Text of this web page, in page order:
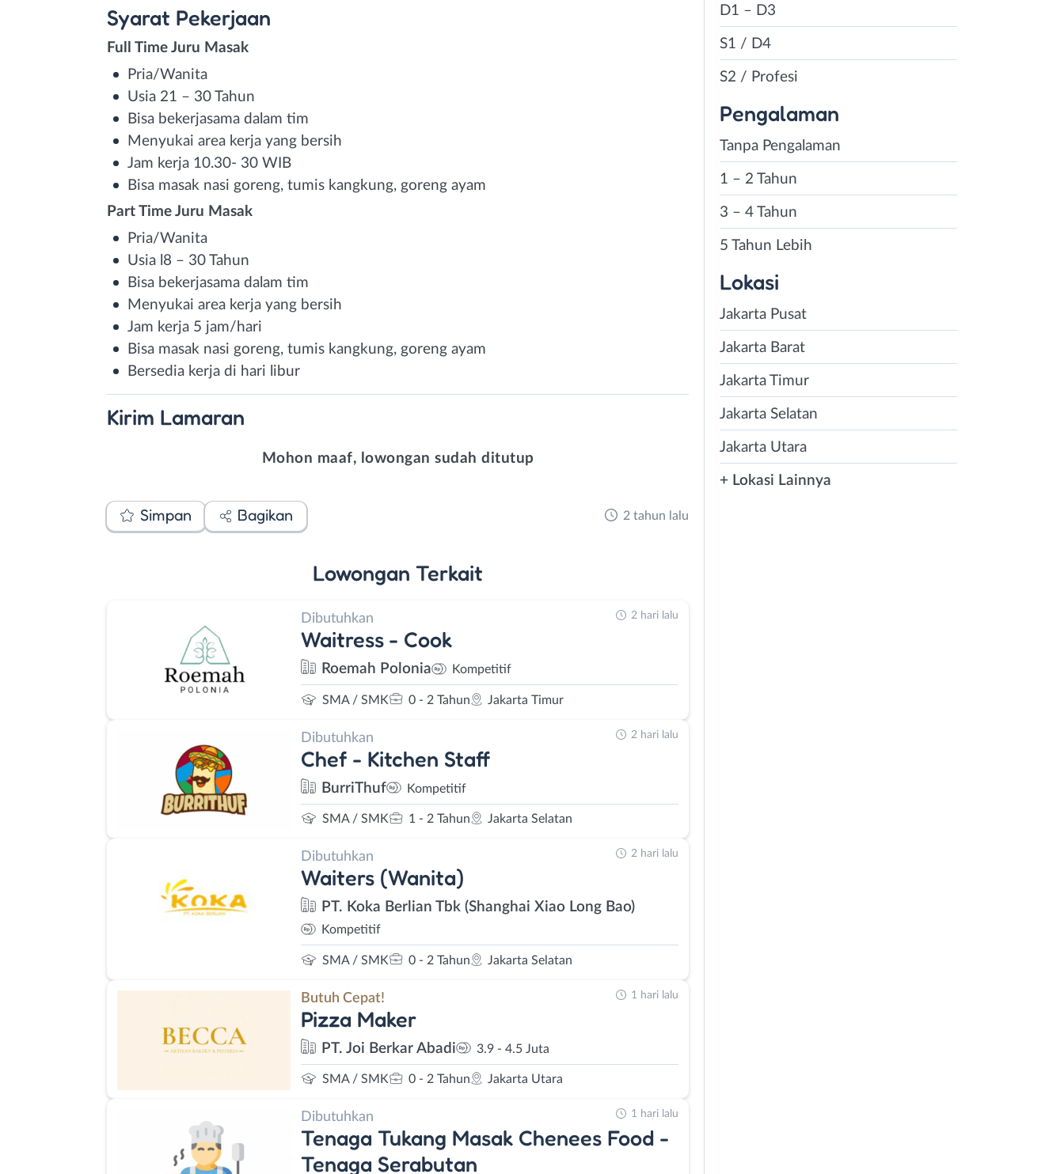
Syarat Pekerjaan
Full Time Juru Masak
Pria/Wanita
Usia 21 – 30 Tahun
Bisa bekerjasama dalam tim
Menyukai area kerja yang bersih
Jam kerja 10.30- 30 WIB
Bisa masak nasi goreng, tumis kangkung, goreng ayam
Part Time Juru Masak
Pria/Wanita
Usia l8 – 30 Tahun
Bisa bekerjasama dalam tim
Menyukai area kerja yang bersih
Jam kerja 5 jam/hari
Bisa masak nasi goreng, tumis kangkung, goreng ayam
Bersedia kerja di hari libur
Kirim Lamaran
Mohon maaf, lowongan sudah ditutup
Simpan Bagikan 2 tahun lalu
Lowongan Terkait
Dibutuhkan
Waitress - Cook
Roemah Polonia Kompetitif
SMA / SMK 0 - 2 Tahun Jakarta Timur
2 hari lalu
Dibutuhkan
Chef - Kitchen Staff
BurriThuf Kompetitif
SMA / SMK 1 - 2 Tahun Jakarta Selatan
2 hari lalu
Dibutuhkan
Waiters (Wanita)
PT. Koka Berlian Tbk (Shanghai Xiao Long Bao)
Kompetitif
SMA / SMK 0 - 2 Tahun Jakarta Selatan
2 hari lalu
Butuh Cepat!
Pizza Maker
PT. Joi Berkar Abadi 3.9 - 4.5 Juta
SMA / SMK 0 - 2 Tahun Jakarta Utara
1 hari lalu
Dibutuhkan
Tenaga Tukang Masak Chenees Food -
Tenaga Serabutan
1 hari lalu
D1 – D3
S1 / D4
S2 / Profesi
Pengalaman
Tanpa Pengalaman
1 – 2 Tahun
3 – 4 Tahun
5 Tahun Lebih
Lokasi
Jakarta Pusat
Jakarta Barat
Jakarta Timur
Jakarta Selatan
Jakarta Utara
+ Lokasi Lainnya